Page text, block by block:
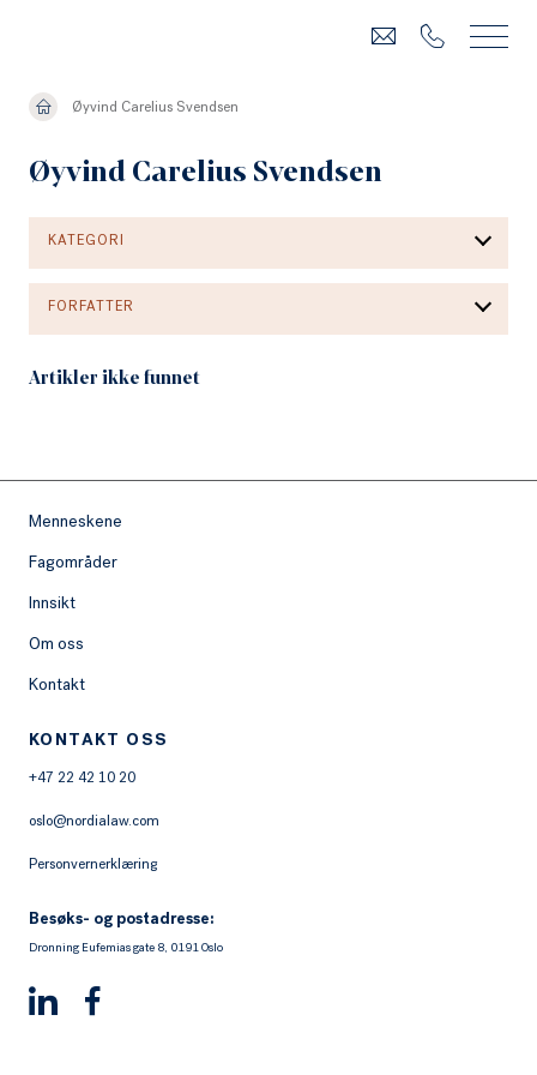
Øyvind Carelius Svendsen
Øyvind Carelius Svendsen
KATEGORI
FORFATTER
Artikler ikke funnet
Menneskene
Fagområder
Innsikt
Om oss
Kontakt
KONTAKT OSS
+47 22 42 10 20
oslo@nordialaw.com
Personvernerklæring
Besøks- og postadresse:
Dronning Eufemias gate 8, 0191 Oslo